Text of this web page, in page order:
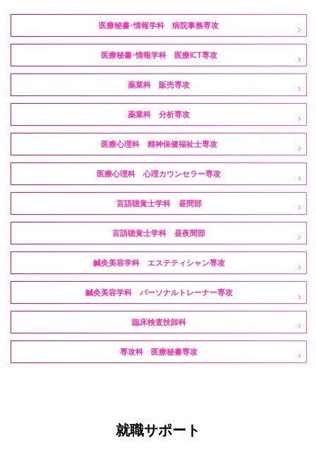
医療秘書・情報学科 病院事務専攻
医療秘書・情報学科 医療ICT専攻
薬業科 販売専攻
薬業科 分析専攻
医療心理科 精神保健福祉士専攻
医療心理科 心理カウンセラー専攻
言語聴覚士学科 昼間部
言語聴覚士学科 昼夜間部
鍼灸美容学科 エステティシャン専攻
鍼灸美容学科 パーソナルトレーナー専攻
臨床検査技師科
専攻科 医療秘書専攻
就職サポート